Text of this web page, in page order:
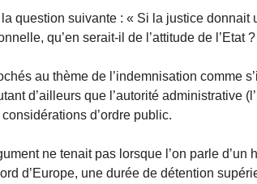
question suivante : « Si la justice donnait
qu’en serait-il de l’attitude de l’Etat
au thème de l’indemnisation comme
d’ailleurs que l’autorité administrative
d’ordre public.
ne tenait pas lorsque l’on parle d’un
d’Europe, une durée de détention